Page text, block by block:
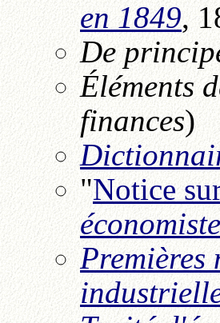
en 1849,
De
Éléments
finances)
"Notice
Premières